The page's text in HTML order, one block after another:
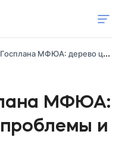
МФЮА: дерево целей, проблемы и перспективы
МФЮА:
и